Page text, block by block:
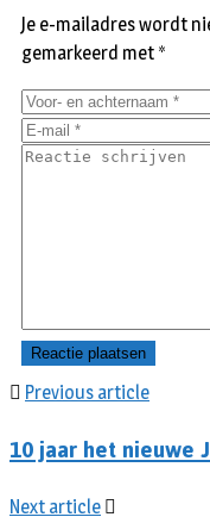
Previous article
10 jaar het nieuwe
Next article
Je e-mailadres wordt
gemarkeerd met *